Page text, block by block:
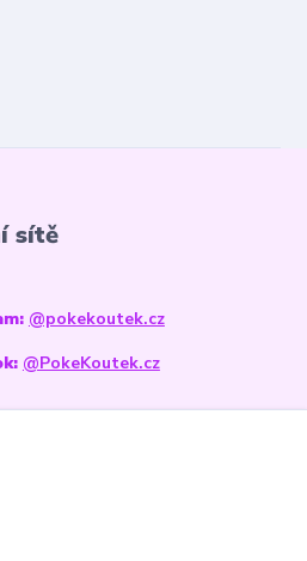
sítě
@pokekoutek.cz
@PokeKoutek.cz